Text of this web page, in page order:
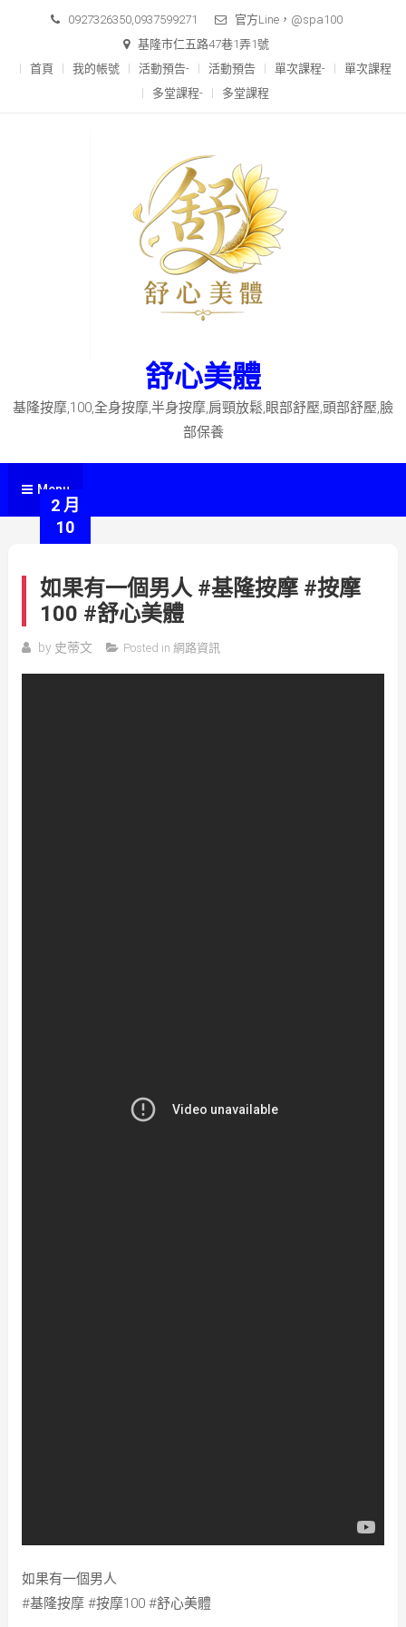
content
0927326350,0937599271
官方Line，@spa100
基隆市仁五路47巷1弄1號
首頁
我的帳號 活動預告- 活動預告 單次課程-
單次課程
多堂課程-
多堂課程
舒心美體
基隆按摩,100,全身按摩,半身按摩,肩頸放鬆,眼部舒壓,頭部舒壓,臉
部保養
Menu
2 月
10
如果有一個男人 #基隆按摩 #按摩
100 #舒心美體
by 史蒂文 Posted in 網路資訊
如果有一個男人
#基隆按摩 #按摩100 #舒心美體